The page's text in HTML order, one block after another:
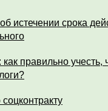
истечении срока
правильно учесть,